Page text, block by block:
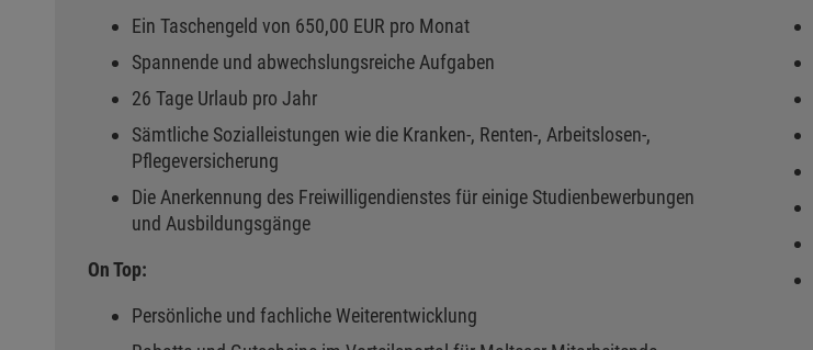
Ein Taschengeld von 650,00 EUR pro Monat
Spannende und abwechslungsreiche Aufgaben
26 Tage Urlaub pro Jahr
Sämtliche Sozialleistungen wie die Kranken-, Renten-, Arbeitslosen-,
Pflegeversicherung
Die Anerkennung des Freiwilligendienstes für einige Studienbewerbungen
und Ausbildungsgänge
On Top:
Persönliche und fachliche Weiterentwicklung